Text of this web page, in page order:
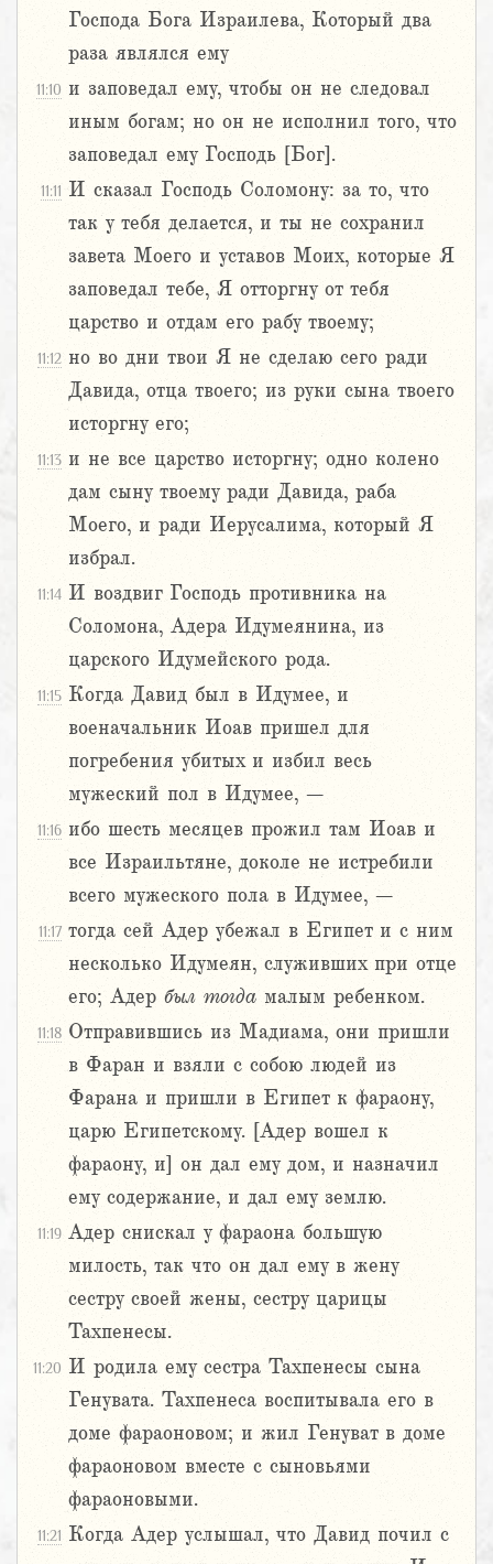
Господа Бога Израилева, Который два
раза являлся ему
11:10 и заповедал ему, чтобы он не следовал
иным богам; но он не исполнил того, что
заповедал ему Господь [Бог].
11:11 И сказал Господь Соломону: за то, что
так у тебя делается, и ты не сохранил
завета Моего и уставов Моих, которые Я
заповедал тебе, Я отторгну от тебя
царство и отдам его рабу твоему;
11:12 но во дни твои Я не сделаю сего ради
Давида, отца твоего; из руки сына твоего
исторгну его;
11:13 и не все царство исторгну; одно колено
дам сыну твоему ради Давида, раба
Моего, и ради Иерусалима, который Я
избрал.
11:14 И воздвиг Господь противника на
Соломона, Адера Идумеянина, из
царского Идумейского рода.
11:15 Когда Давид был в Идумее, и
военачальник Иоав пришел для
погребения убитых и избил весь
мужеский пол в Идумее, –
11:16 ибо шесть месяцев прожил там Иоав и
все Израильтяне, доколе не истребили
всего мужеского пола в Идумее, –
11:17 тогда сей Адер убежал в Египет и с ним
несколько Идумеян, служивших при отце
его; Адер был тогда малым ребенком.
11:18 Отправившись из Мадиама, они пришли
в Фаран и взяли с собою людей из
Фарана и пришли в Египет к фараону,
царю Египетскому. [Адер вошел к
фараону, и] он дал ему дом, и назначил
ему содержание, и дал ему землю.
11:19 Адер снискал у фараона большую
милость, так что он дал ему в жену
сестру своей жены, сестру царицы
Тахпенесы.
11:20 И родила ему сестра Тахпенесы сына
Генувата. Тахпенеса воспитывала его в
доме фараоновом; и жил Генуват в доме
фараоновом вместе с сыновьями
фараоновыми.
11:21 Когда Адер услышал, что Давид почил с